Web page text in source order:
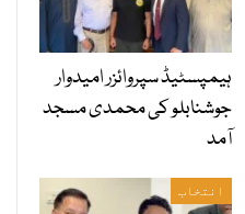
ہیمپسٹیڈ سپروائزر امیدوار
جوشنابلو کی محمدی مسجد
آمد
انتخاب